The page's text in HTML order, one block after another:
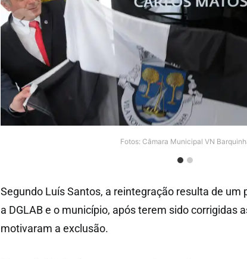
Fotos: Câmara Municipal VN
Segundo Luís Santos, a reintegração resulta de um
a DGLAB e o município, após terem sido corrigidas
motivaram a exclusão.